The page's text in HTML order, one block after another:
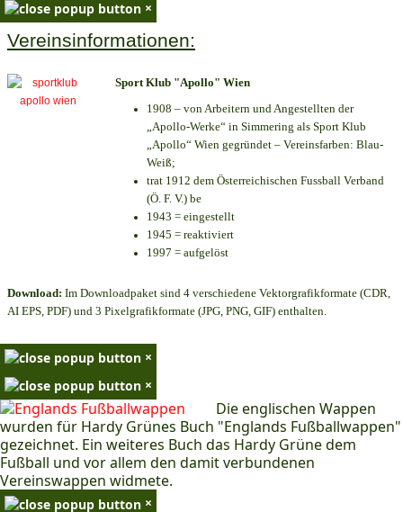
×
Vereinsinformationen:
Sport Klub "Apollo" Wien
1908 – von Arbeitern und Angestellten der
„Apollo-Werke“ in Simmering als Sport Klub
„Apollo“ Wien gegründet – Vereinsfarben: Blau-
Weiß;
trat 1912 dem Österreichischen Fussball Verband
(Ö. F. V.) be
1943 = eingestellt
1945 = reaktiviert
1997 = aufgelöst
Download: Im Downloadpaket sind 4 verschiedene Vektorgrafikformate (CDR,
AI EPS, PDF) und 3 Pixelgrafikformate (JPG, PNG, GIF) enthalten.
×
×
Die englischen Wappen
wurden für Hardy Grünes Buch "Englands Fußballwappen"
gezeichnet. Ein weiteres Buch das Hardy Grüne dem
Fußball und vor allem den damit verbundenen
Vereinswappen widmete.
×